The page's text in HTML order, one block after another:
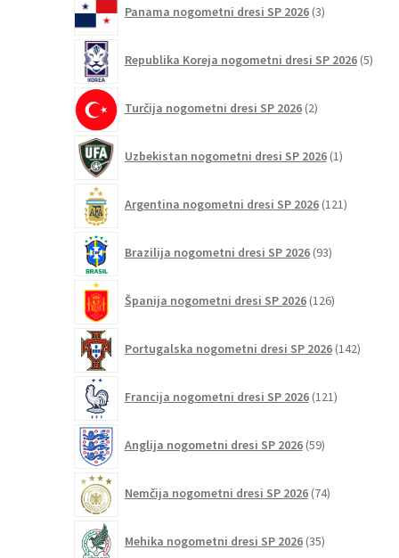
Panama nogometni dresi SP 2026 3izdelki
Republika Koreja nogometni dresi SP 2026 5
Turčija nogometni dresi SP 2026 2izdelka
Uzbekistan nogometni dresi SP 2026 1izdelek
Argentina nogometni dresi SP 2026 121izdelkov
Brazilija nogometni dresi SP 2026 93izdelkov
Španija nogometni dresi SP 2026 126izdelkov
Portugalska nogometni dresi SP 2026 142
Francija nogometni dresi SP 2026 121izdelkov
Anglija nogometni dresi SP 2026 59izdelkov
Nemčija nogometni dresi SP 2026 74izdelkov
Mehika nogometni dresi SP 2026 35izdelkov